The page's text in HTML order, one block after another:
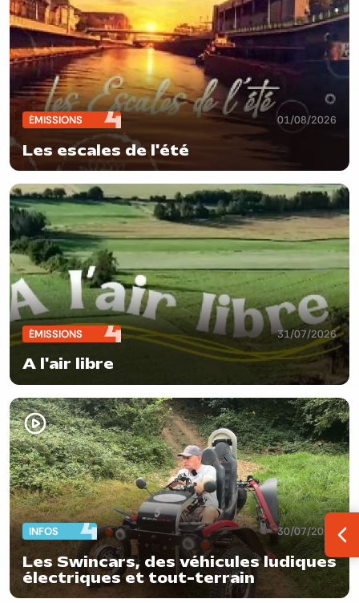
ÉMISSIONS 01/08/2026
Les escales de l'été
ÉMISSIONS 31/07/2026
A l'air libre
INFOS 30/07/2026
Les Swincars, des véhicules ludiques
électriques et tout-terrain